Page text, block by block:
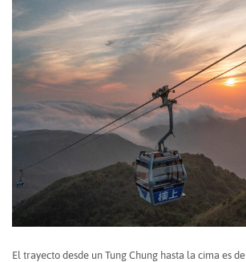
El trayecto desde un Tung Chung hasta la cima es de